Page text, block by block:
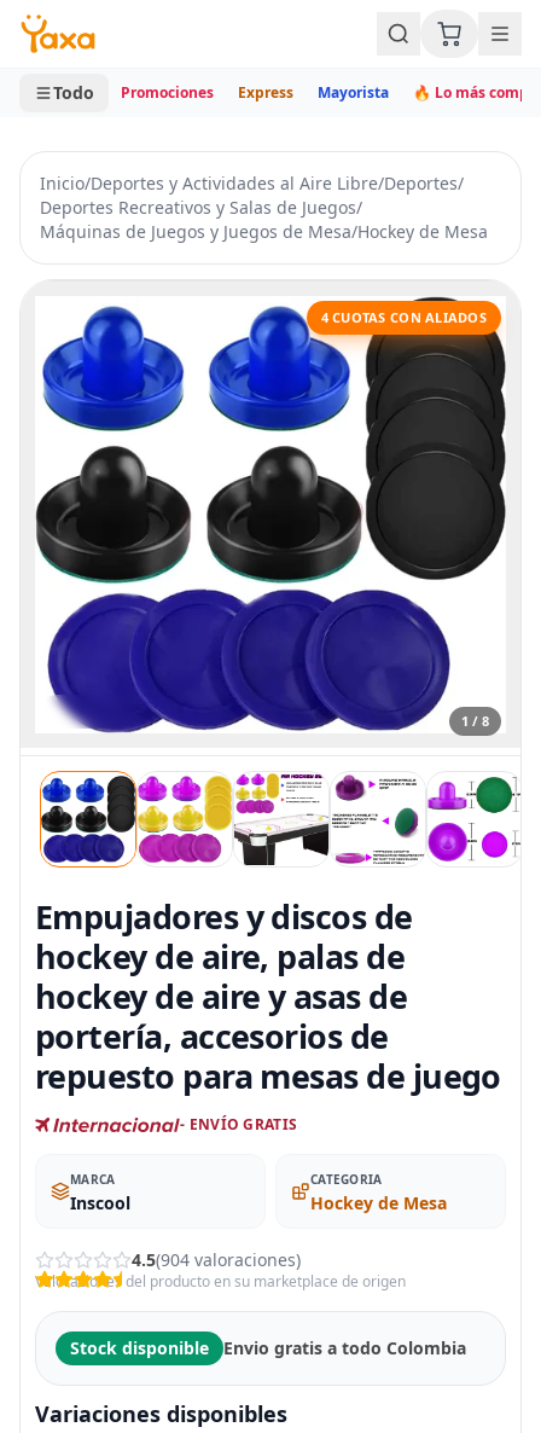
MINI CARRITO
0 productos
Todo Promociones Express Mayorista 🔥 Lo más
Inicio/Deportes y Actividades al Aire Libre/Deportes/
Deportes Recreativos y Salas de Juegos/
Máquinas de Juegos y Juegos de Mesa/Hockey de Mesa
1 / 8
4 CUOTAS CON ALIADOS
Empujadores y discos de
hockey de aire, palas de
hockey de aire y asas de
portería, accesorios de
repuesto para mesas de juego
- ENVÍO GRATIS
MARCA
Inscool
CATEGORIA
Hockey de Mesa
4.5(904 valoraciones)
Valoraciones del producto en su marketplace de origen
Stock disponible Envio gratis a todo Colombia
Variaciones disponibles